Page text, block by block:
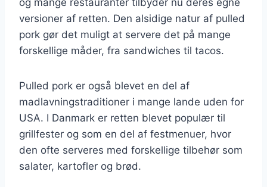
versioner af retten. Den alsidige natur af pulled
pork gør det muligt at servere det på mange
forskellige måder, fra sandwiches til tacos.
Pulled pork er også blevet en del af
madlavningstraditioner i mange lande uden for
USA. I Danmark er retten blevet populær til
grillfester og som en del af festmenuer, hvor
den ofte serveres med forskellige tilbehør som
salater, kartofler og brød.